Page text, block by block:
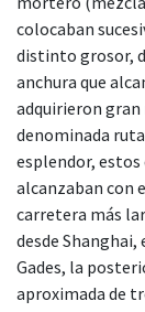
colocaban
distinto grosor,
anchura que
adquirieron
denominada
esplendor, estos
alcanzaban con
carretera más
desde
Gades, la
aproximada de